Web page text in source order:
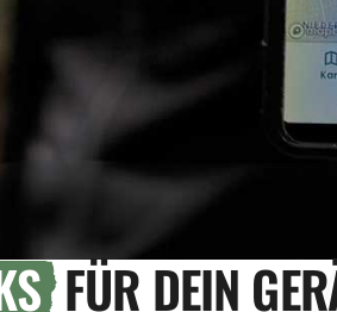
FÜR DEIN